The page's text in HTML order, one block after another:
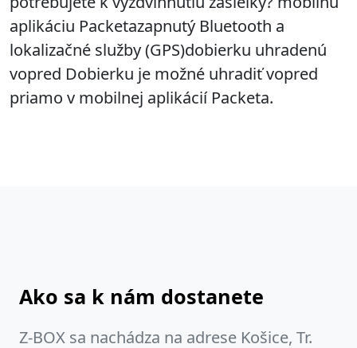
aplikáciu Packetazapnutý Bluetooth a
lokalizačné služby (GPS)dobierku uhradenú
vopred Dobierku je možné uhradiť vopred
priamo v mobilnej aplikácií Packeta.
Ako sa k nám dostanete
Z-BOX sa nachádza na adrese Košice, Tr.